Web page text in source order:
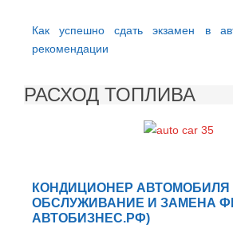
Как успешно сдать экзамен в
рекомендации
РАСХОД ТОПЛИВА
КОНДИЦИОНЕР АВТОМОБИЛЯ
ОБСЛУЖИВАНИЕ И ЗАМЕНА
АВТОБИЗНЕС.РФ)